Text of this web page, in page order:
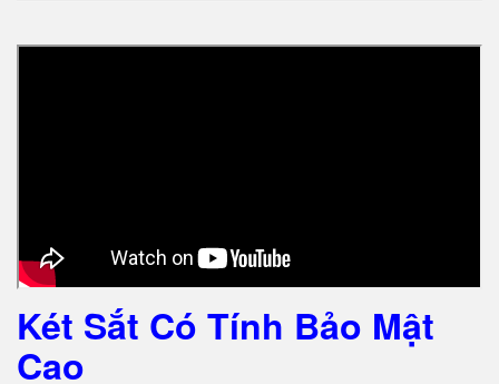
Két Sắt Có Tính Bảo Mật
Cao